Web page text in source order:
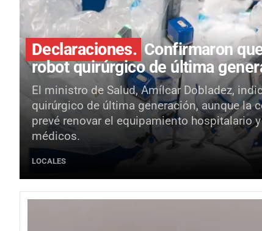
Declaraciones. Confirmaron
robot quirúrgico de última
El ministro de Salud, Amílcar Dobladez,
quirúrgico de última generación, aunque la
prevé renovar el equipamiento hospitalario
médicos.
LOCALES